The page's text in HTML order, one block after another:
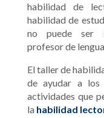
habilidad de
habilidad de
no puede ser
profesor de
El taller de
de ayudar a los
actividades que
la habilidad